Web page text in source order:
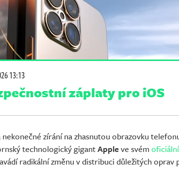
13:13
záplaty pro iOS
zírání na zhasnutou obrazovku
technologický gigantAppleve svém
radikální změnu v distribuci důležitých oprav